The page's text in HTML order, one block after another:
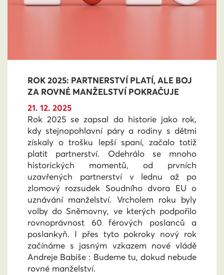
ROK 2025: PARTNERSTVÍ PLATÍ, ALE BOJ
ZA ROVNÉ MANŽELSTVÍ POKRAČUJE
21. 12. 2025
Rok 2025 se zapsal do historie jako rok,
kdy stejnopohlavní páry a rodiny s dětmi
získaly o trošku lepší spaní, začalo totiž
platit partnerství. Odehrálo se mnoho
historických momentů, od prvních
uzavřených partnerství v lednu až po
zlomový rozsudek Soudního dvora EU o
uznávání manželství. Vrcholem roku byly
volby do Sněmovny, ve kterých podpořilo
rovnoprávnost 60 férových poslanců a
poslankyň. I přes tyto pokroky nový rok
začínáme s jasným vzkazem nové vládě
Andreje Babiše : Budeme tu, dokud nebude
rovné manželství.